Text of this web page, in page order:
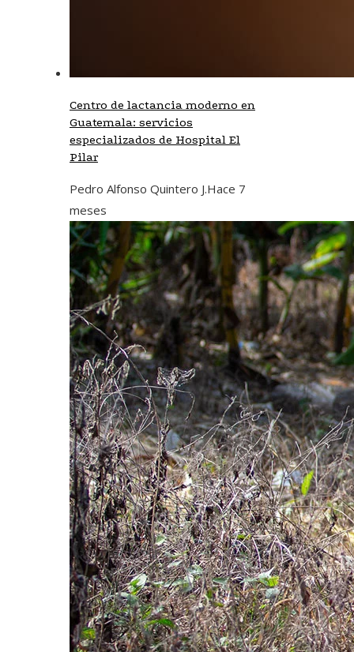
Centro de lactancia moderno en
Guatemala: servicios
especializados de Hospital El
Pilar
Pedro Alfonso Quintero J.Hace 7
meses